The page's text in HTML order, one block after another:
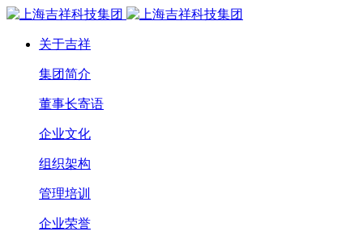
关于吉祥
集团简介
董事长寄语
企业文化
组织架构
管理培训
企业荣誉